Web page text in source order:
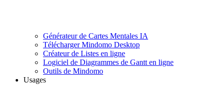
Générateur de Cartes Mentales IA
Télécharger Mindomo Desktop
Créateur de Listes en ligne
Logiciel de Diagrammes de Gantt en ligne
Outils de Mindomo
Usages